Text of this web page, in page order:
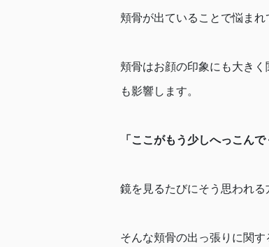
頬骨が出ていることで悩ま
頬骨はお顔の印象にも大き
も影響します。
「ここがもう少しへっこんで
鏡を見るたびにそう思われ
そんな頬骨の出っ張りに関